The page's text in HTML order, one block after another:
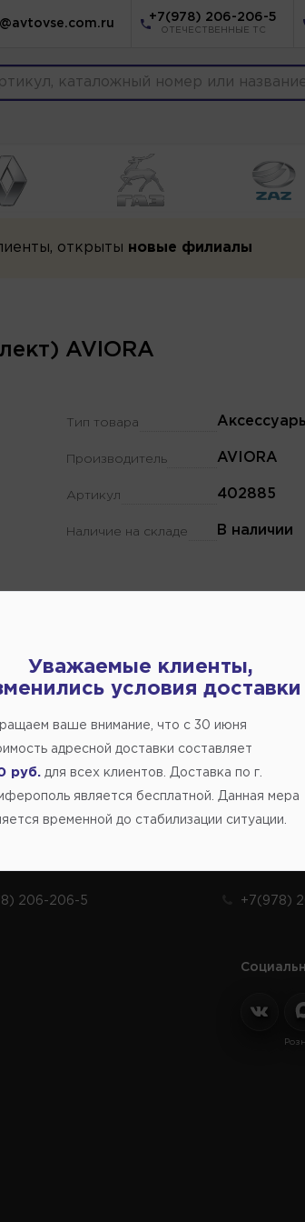
+7(978) 206-206-5
ОТЕЧЕСТВЕННЫЕ ТС
открыты новые филиалы
AVIORA
Тип товара
Производитель AVIORA
Артикул 402885
Наличие на складе В наличии
206-206-5
Заказ
+7(978)
Уважаемые клиенты,
условия доставки
ваше внимание, что c 30 июня
адресной доставки составляет
руб. для всех клиентов. Доставка по г.
является бесплатной. Данная мера
временной до стабилизации ситуации.